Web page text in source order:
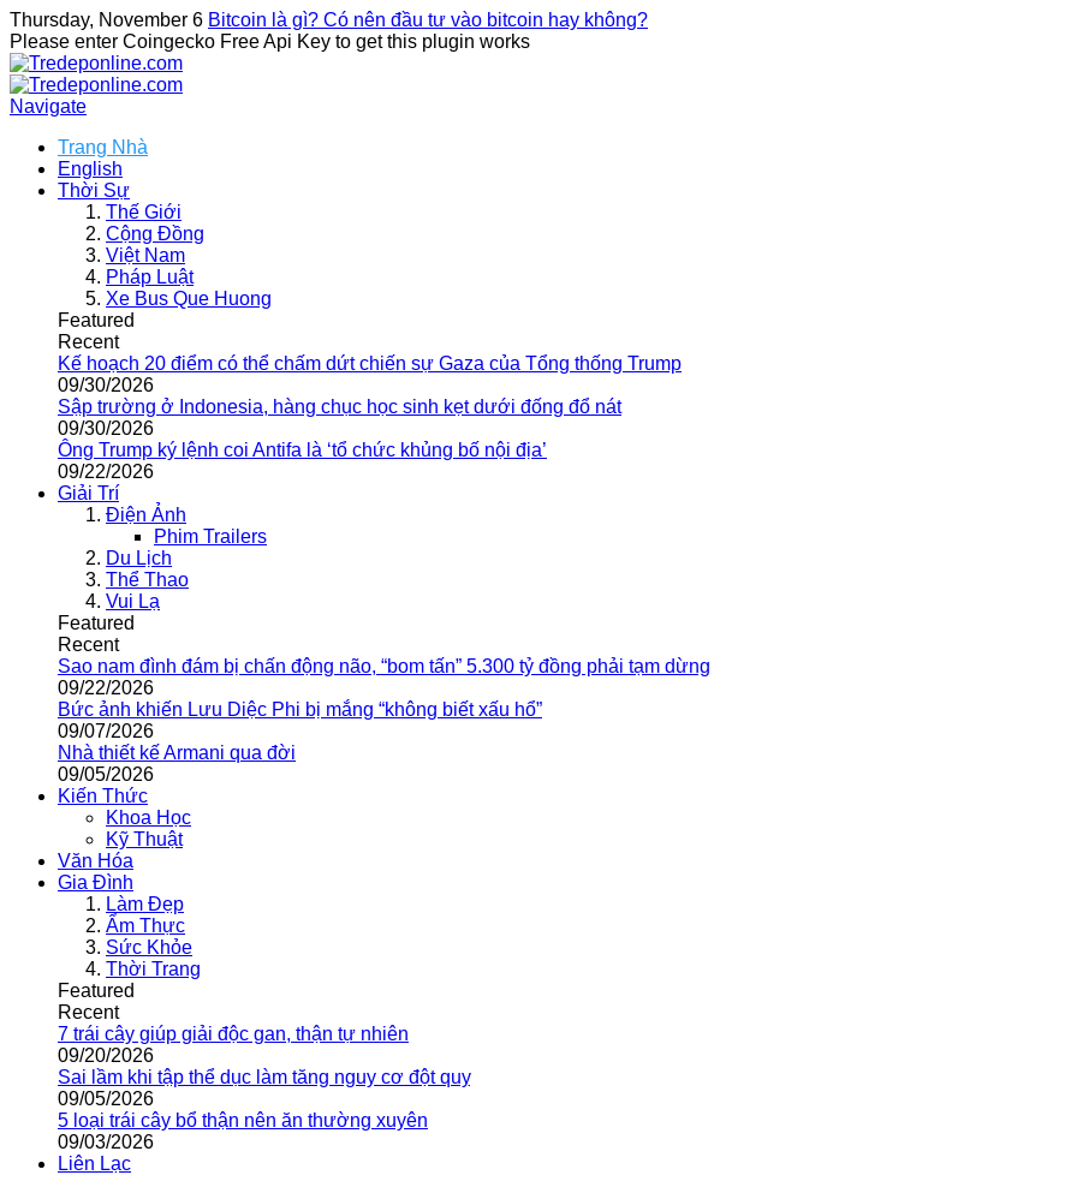
Thursday, November 6 Bitcoin là gì? Có nên đầu tư vào bitcoin hay không?
Please enter Coingecko Free Api Key to get this plugin works
Navigate
Trang Nhà
English
Thời Sự
Thế Giới
Cộng Đồng
Việt Nam
Pháp Luật
Xe Bus Que Huong
Featured
Recent
Kế hoạch 20 điểm có thể chấm dứt chiến sự Gaza của Tổng thống Trump
09/30/2026
Sập trường ở Indonesia, hàng chục học sinh kẹt dưới đống đổ nát
09/30/2026
Ông Trump ký lệnh coi Antifa là ‘tổ chức khủng bố nội địa’
09/22/2026
Giải Trí
Điện Ảnh
Phim Trailers
Du Lịch
Thể Thao
Vui Lạ
Featured
Recent
Sao nam đình đám bị chấn động não, “bom tấn” 5.300 tỷ đồng phải tạm dừng
09/22/2026
Bức ảnh khiến Lưu Diệc Phi bị mắng “không biết xấu hổ”
09/07/2026
Nhà thiết kế Armani qua đời
09/05/2026
Kiến Thức
Khoa Học
Kỹ Thuật
Văn Hóa
Gia Đình
Làm Đẹp
Ẩm Thực
Sức Khỏe
Thời Trang
Featured
Recent
7 trái cây giúp giải độc gan, thận tự nhiên
09/20/2026
Sai lầm khi tập thể dục làm tăng nguy cơ đột quỵ
09/05/2026
5 loại trái cây bổ thận nên ăn thường xuyên
09/03/2026
Liên Lạc